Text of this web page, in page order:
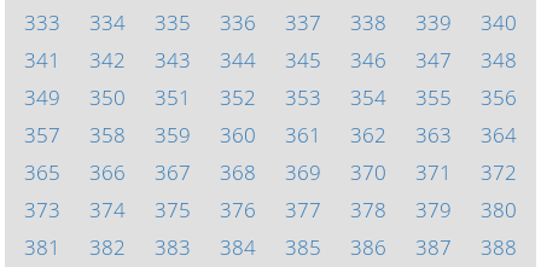
333
334 335 336 337 338 339
340
341
342 343 344 345 346 347
348
349
350 351 352 353 354 355
356
357
358 359 360 361 362 363
364
365
366 367 368 369 370 371
372
373
374 375 376 377 378 379
380
381
382 383 384 385 386 387 388